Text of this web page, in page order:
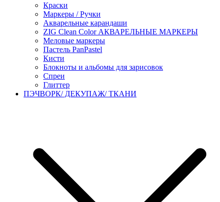
Краски
Маркеры / Ручки
Акварельные карандаши
ZIG Clean Color АКВАРЕЛЬНЫЕ МАРКЕРЫ
Меловые маркеры
Пастель PanPastel
Кисти
Блокноты и альбомы для зарисовок
Спреи
Глиттер
ПЭЧВОРК/ ДЕКУПАЖ/ ТКАНИ